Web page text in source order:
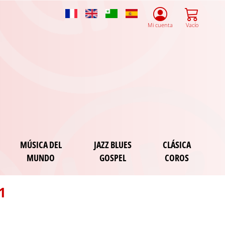
SpanishMi cuenta Vacío
MÚSICA DEL
MUNDO
JAZZ BLUES
GOSPEL
CLÁSICA
COROS